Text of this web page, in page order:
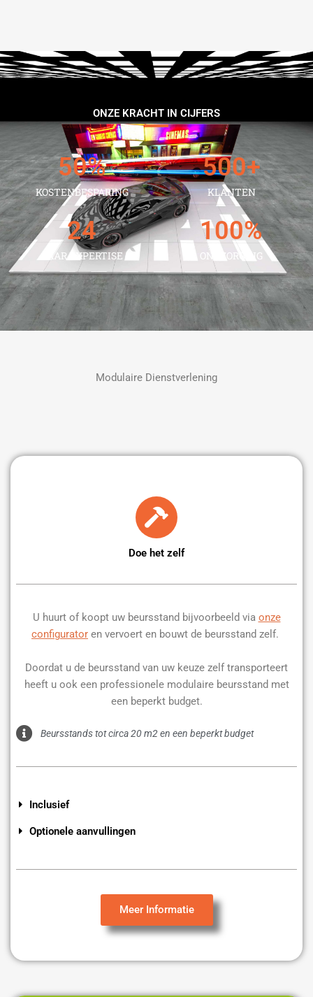
ONZE KRACHT IN CIJFERS
KOSTENBESPARING
50%
KLANTEN
500+
JAAR EXPERTISE
24
ONTZORGING
100%
Modulaire Dienstverlening
Doe het zelf
U huurt of koopt uw beursstand bijvoorbeeld via onze
configurator en vervoert en bouwt de beursstand zelf.
Doordat u de beursstand van uw keuze zelf transporteert
heeft u ook een professionele modulaire beursstand met
een beperkt budget.
Beursstands tot circa 20 m2 en een beperkt budget
Inclusief
Optionele aanvullingen
Meer Informatie